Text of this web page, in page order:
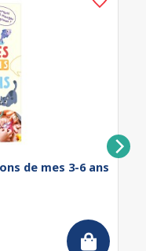
de mes 3-6 ans